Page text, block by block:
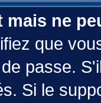
ne
que
passe.
Si le